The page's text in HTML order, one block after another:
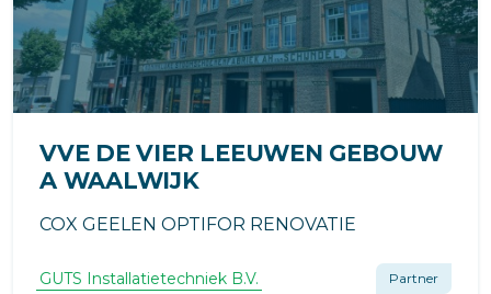
VVE DE VIER LEEUWEN GEBOUW
A WAALWIJK
COX GEELEN OPTIFOR RENOVATIE
GUTS Installatietechniek B.V. Partner